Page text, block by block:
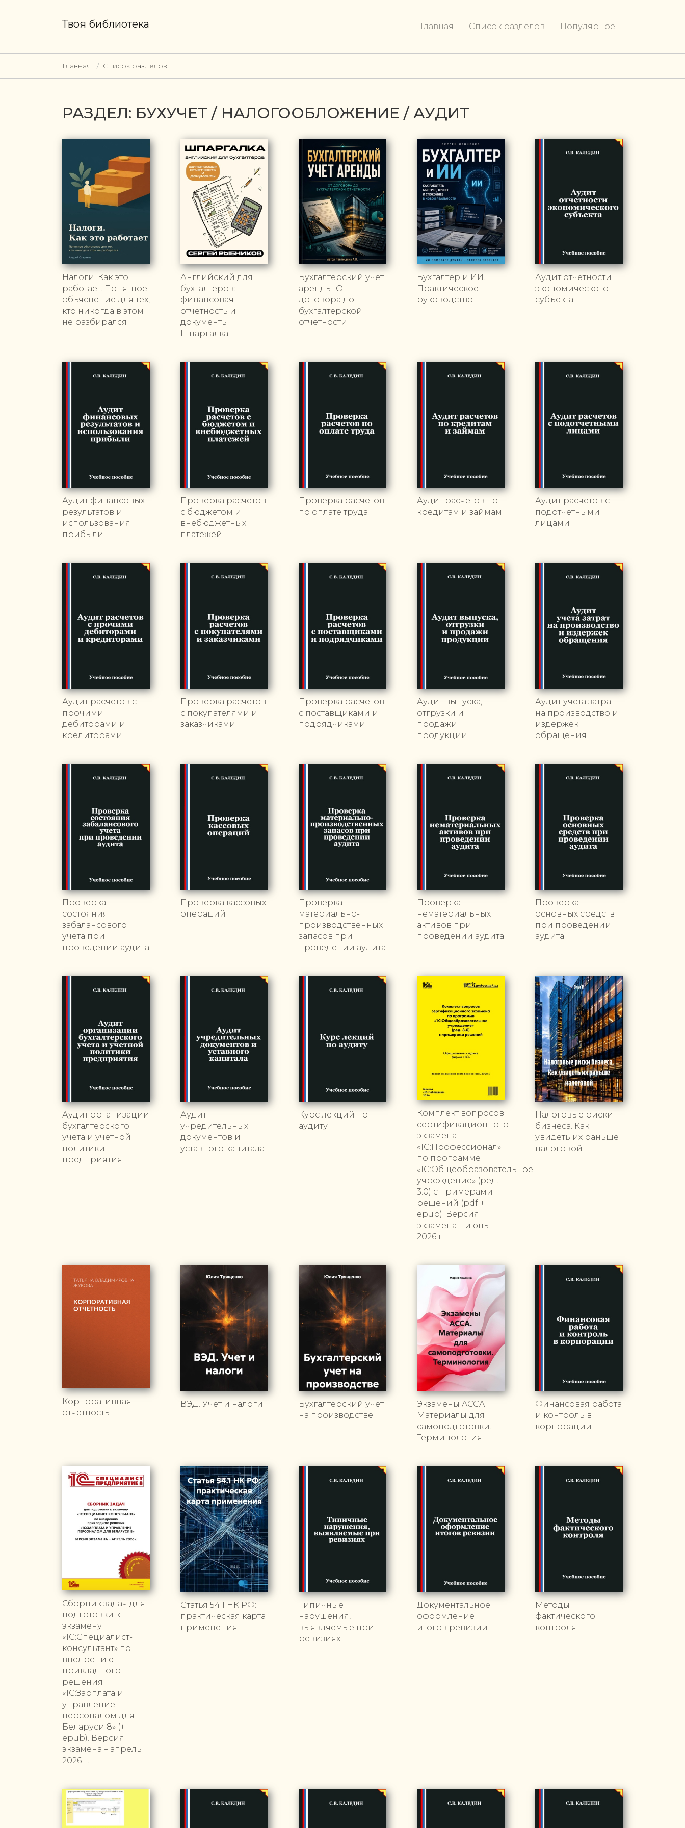
Твоя библиотека Главная Список разделов Популярное
Главная Список разделов
РАЗДЕЛ: БУХУЧЕТ / НАЛОГООБЛОЖЕНИЕ / АУДИТ
Налоги. Как это
работает. Понятное
объяснение для тех,
кто никогда в этом
не разбирался
Английский для
бухгалтеров:
финансовая
отчетность и
документы.
Шпаргалка
Бухгалтерский учет
аренды. От
договора до
бухгалтерской
отчетности
Бухгалтер и ИИ.
Практическое
руководство
Аудит отчетности
экономического
субъекта
Аудит финансовых
результатов и
использования
прибыли
Проверка расчетов
с бюджетом и
внебюджетных
платежей
Проверка расчетов
по оплате труда
Аудит расчетов по
кредитам и займам
Аудит расчетов с
подотчетными
лицами
Аудит расчетов с
прочими
дебиторами и
кредиторами
Проверка расчетов
с покупателями и
заказчиками
Проверка расчетов
с поставщиками и
подрядчиками
Аудит выпуска,
отгрузки и
продажи
продукции
Аудит учета затрат
на производство и
издержек
обращения
Проверка
состояния
забалансового
учета при
проведении аудита
Проверка кассовых
операций
Проверка
материально-
производственных
запасов при
проведении аудита
Проверка
нематериальных
активов при
проведении аудита
Проверка
основных средств
при проведении
аудита
Аудит организации
бухгалтерского
учета и учетной
политики
предприятия
Аудит
учредительных
документов и
уставного капитала
Курс лекций по
аудиту
Комплект вопросов
сертификационного
экзамена
«1С:Профессионал»
по программе
«1С:Общеобразовательное
учреждение» (ред.
3.0) с примерами
решений (pdf +
epub). Версия
экзамена – июнь
2026 г.
Налоговые риски
бизнеса. Как
увидеть их раньше
налоговой
Корпоративная
отчетность
ВЭД. Учет и налоги
Бухгалтерский учет
на производстве
Экзамены ACCA.
Материалы для
самоподготовки.
Терминология
Финансовая работа
и контроль в
корпорации
Сборник задач для
подготовки к
экзамену
«1С:Специалист-
консультант» по
внедрению
прикладного
решения
«1С:Зарплата и
управление
персоналом для
Беларуси 8» (+
epub). Версия
экзамена – апрель
2026 г.
Статья 54.1 НК РФ:
практическая карта
применения
Типичные
нарушения,
выявляемые при
ревизиях
Документальное
оформление
итогов ревизии
Методы
фактического
контроля